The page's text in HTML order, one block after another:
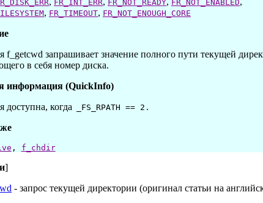
FR_INT_ERR FR_NOT_READY FR_NOT_ENABLED
, FR_TIMEOUT, FR_NOT_ENOUGH_CORE
f_getcwd запрашивает значение полного пути текущей
в себя номер диска.
информация (QuickInfo)
доступна, когда
_FS_RPATH == 2 .
, f_chdir
]
- запрос текущей директории (оригинал статьи на